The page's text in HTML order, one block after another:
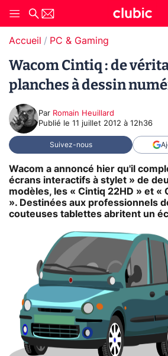
Accueil PC & Gaming
Wacom Cintiq : de
planches à dessin
Par Romain Heuillard
Publié le 11 juillet 2012 à 12h36
Suivez-nous
Wacom a annoncé hier qu'il
écrans interactifs à stylet » de
modèles, les « Cintiq 22HD » et «
». Destinées aux professionnels
couteuses tablettes abritent un